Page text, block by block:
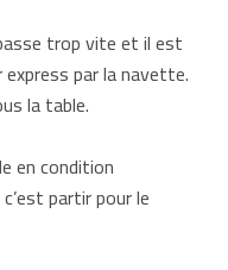
trop vite et il est
par la navette.
la table.
en condition
partir pour le